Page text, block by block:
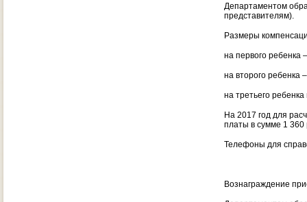
Департаментом
представителям).
Размеры
на первого ребенка
на второго ребенка
на третьего
На 2017 год для
платы в сумме 1 360
Телефоны для
Вознаграждение